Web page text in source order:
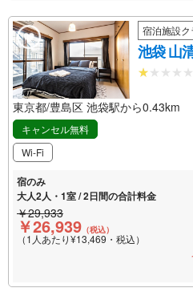
宿泊施設
池袋 山
東京都/豊島区 池袋駅から0.43km
キャンセル無料
Wi-Fi
宿のみ
大人2人・1室 / 2日間の合計料金
￥29,933
￥26,939 （税込）
（1人あたり¥13,469・税込）